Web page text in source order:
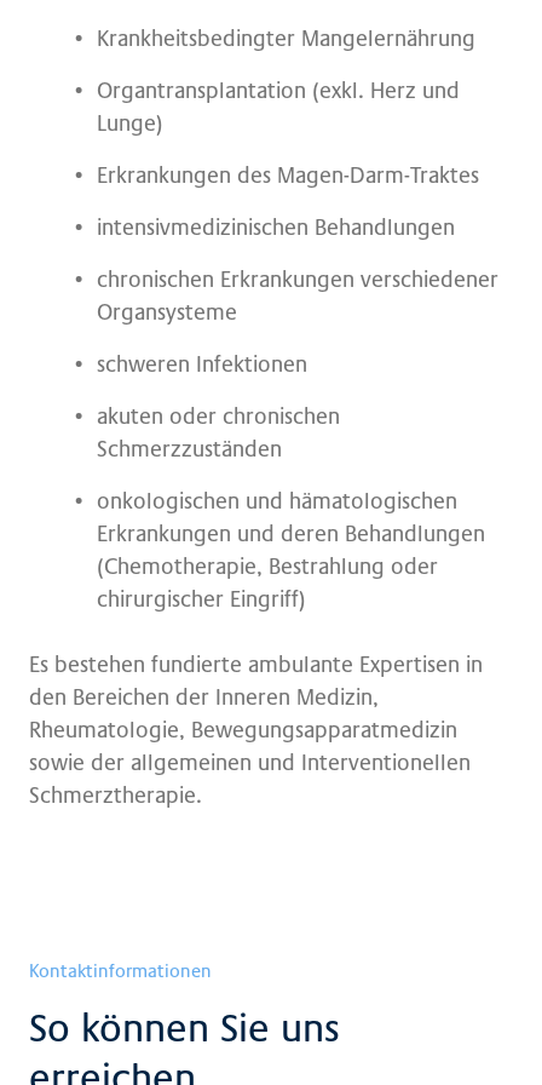
Krankheitsbedingter Mangelernährung
Organtransplantation (exkl. Herz und
Lunge)
Erkrankungen des Magen-Darm-Traktes
intensivmedizinischen Behandlungen
chronischen Erkrankungen verschiedener
Organsysteme
schweren Infektionen
akuten oder chronischen
Schmerzzuständen
onkologischen und hämatologischen
Erkrankungen und deren Behandlungen
(Chemotherapie, Bestrahlung oder
chirurgischer Eingriff)
Es bestehen fundierte ambulante Expertisen in
den Bereichen der Inneren Medizin,
Rheumatologie, Bewegungsapparatmedizin
sowie der allgemeinen und Interventionellen
Schmerztherapie.
Kontaktinformationen
So können Sie uns